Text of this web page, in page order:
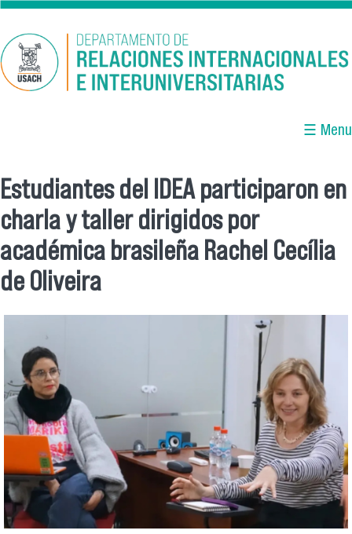
Pasar al contenido principal
☰ Menu
Se encuentra usted aquí
Estudiantes del IDEA participaron en
charla y taller dirigidos por
académica brasileña Rachel Cecília
de Oliveira